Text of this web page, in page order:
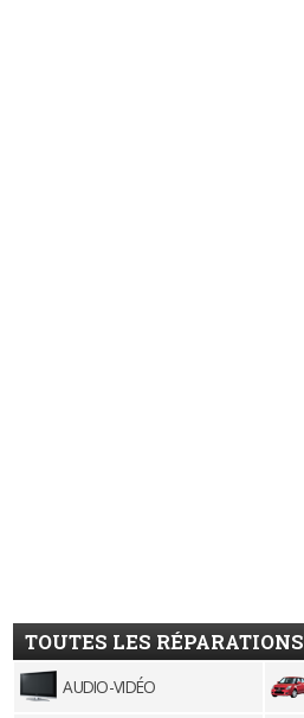
TOUTES LES RÉPARATIONS
AUDIO-VIDÉO